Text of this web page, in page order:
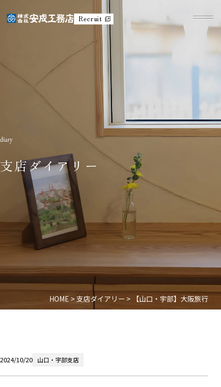
Recruit
支店ダイアリー
HOME >支店ダイアリー > 【山口・宇部】大阪旅行
2024/10/20 山口・宇部支店